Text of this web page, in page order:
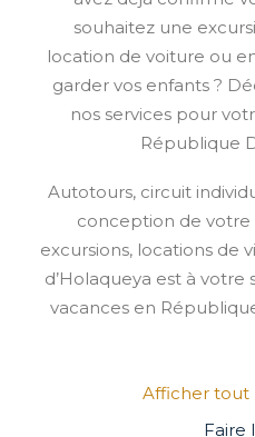
souhaitez une
location de voiture ou
garder vos enfants ?
nos services pour
République
Autotours, circuit
conception de votre
excursions, locations de
d’Holaqueya est à
vacances en
Afficher tout
Faire